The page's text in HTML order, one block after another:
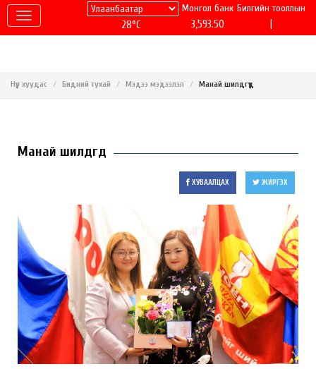
28°C
Монгол банк
3,593.50
Билгийн тооллын
Нүүр хуудас Бидний тухай Мэдээ мэдээлэл Манай шилдгүүд
Манай шилдгүүд
ХУВААЛЦАХ ЖИРГЭХ